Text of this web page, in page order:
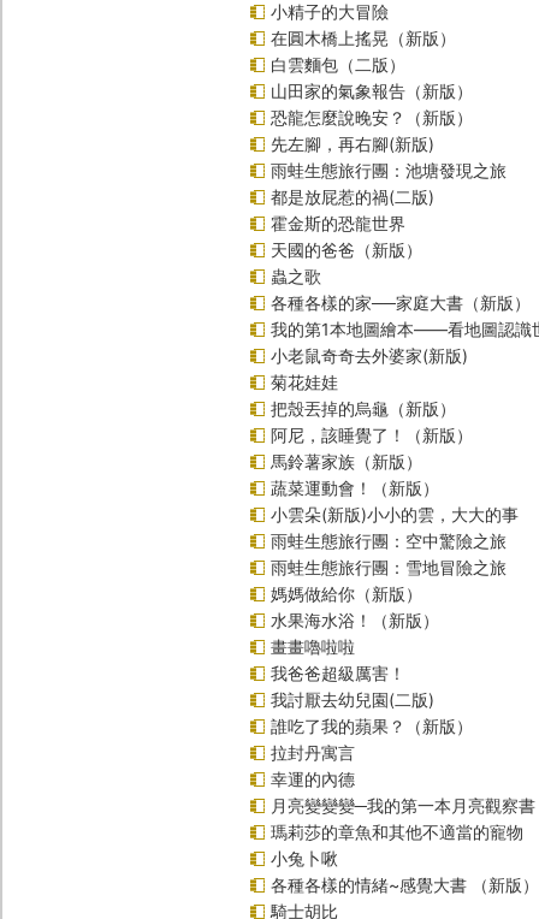
小精子的大冒險
在圓木橋上搖晃（新版）
白雲麵包（二版）
山田家的氣象報告（新版）
恐龍怎麼說晚安？（新版）
先左腳，再右腳(新版)
雨蛙生態旅行團：池塘發現之旅
都是放屁惹的禍(二版)
霍金斯的恐龍世界
天國的爸爸（新版）
蟲之歌
各種各樣的家──家庭大書（新版）
我的第1本地圖繪本――看地圖認識
小老鼠奇奇去外婆家(新版)
菊花娃娃
把殼丟掉的烏龜（新版）
阿尼，該睡覺了！（新版）
馬鈴薯家族（新版）
蔬菜運動會！（新版）
小雲朵(新版)小小的雲，大大的事
雨蛙生態旅行團：空中驚險之旅
雨蛙生態旅行團：雪地冒險之旅
媽媽做給你（新版）
水果海水浴！（新版）
畫畫嚕啦啦
我爸爸超級厲害！
我討厭去幼兒園(二版)
誰吃了我的蘋果？（新版）
拉封丹寓言
幸運的內德
月亮變變變─我的第一本月亮觀察書
瑪莉莎的章魚和其他不適當的寵物
小兔卜啾
各種各樣的情緒~感覺大書 （新版）
騎士胡比